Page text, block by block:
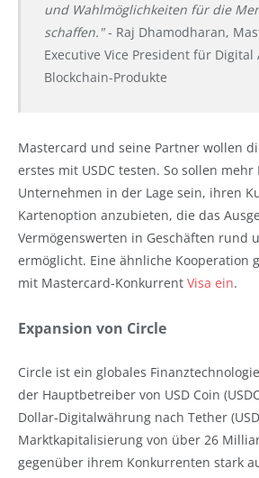
und Wahlmöglichkeiten für die
schaffen."- Raj Dhamodharan,
Executive Vice President für Digital
Blockchain-Produkte
Mastercard und seine Partner wollen
erstes mit USDC testen. So sollen
Unternehmen in der Lage sein, ihren
Kartenoption anzubieten, die das
Vermögenswerten in Geschäften rund
ermöglicht. Eine ähnliche Kooperation
mit Mastercard-Konkurrent Visa ein.
Expansion von Circle
Circle ist ein globales
der Hauptbetreiber von USD Coin
Dollar-Digitalwährung nach Tether
Marktkapitalisierung von über 26
gegenüber ihrem Konkurrenten stark